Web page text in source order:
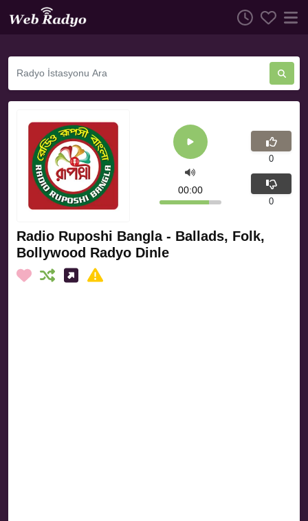
Radio Ruposhi Bangla - Ballads, Folk,
Bollywood Radyo Dinle
00:00
0
0